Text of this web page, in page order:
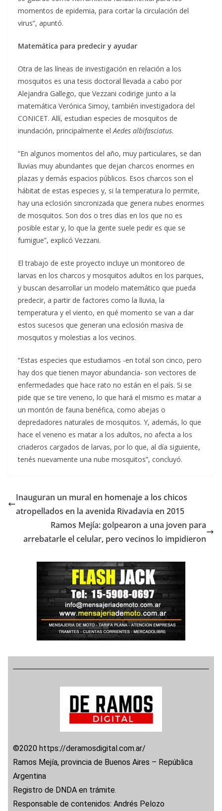
momentos de epidemia, para cortar la circulación del
virus”, apuntó.
Matemática para predecir y ayudar
Otra de las líneas de investigación en relación a los
mosquitos es una tesis doctoral llevada a cabo por
Alejandra Gallego, que Vezzani codirige junto a la
matemática Verónica Simoy, también investigadora del
CONICET. Allí, estudian especies de mosquitos de
inundación, principalmente elAedes albifasciatus.
“En algunos momentos del año, muy particulares, se dan
lluvias muy abundantes que dejan charcos enormes en
plazas y demás espacios públicos. Esos charcos son el
hábitat de estas especies y, si la temperatura lo permite,
hay una eclosión sincronizada que genera nubes enormes
de mosquitos. Son dos o tres días en los que no es
posible estar y, lo que la gente suele pedir es que se
fumigue”, explicó Vezzani.
El trabajo de este proyecto incluye un monitoreo de
larvas en los charcos y mosquitos adultos en los parques,
y buscan desarrollar un modelo matemático que pueda
predecir, a partir de factores como la lluvia, la
temperatura y el viento, en qué momento se van a dar
estos sucesos que generan una eclosión masiva de
mosquitos y molestias a los vecinos.
“Estas especies que estudiamos -en total son cinco, pero
hay dos que tienen mayor abundancia- son vectores de
enfermedades que hace rato no están en el país. Si se
pide que se tire veneno, lo que hará el mismo es matar a
un montón de fauna benéfica, como abejas o
depredadores naturales de mosquitos. Y, además, lo que
hace el veneno es matar a los adultos, no afecta a los
criaderos cargados de larvas, por lo que, al día siguiente,
tenés nuevamente una nube mosquitos”, concluyó.
Inauguran un mural en homenaje a los chicos
atropellados en la avenida Rivadavia en 2015
Ramos Mejía: golpearon a una joven para
arrebatarle el celular, pero vecinos lo impidieron
©2020 https://deramosdigital.com.ar/
Ramos Mejía, provincia de Buenos Aires – República
Argentina
Registro de DNDA en trámite.
Responsable de contenidos: Andrés Pelozo